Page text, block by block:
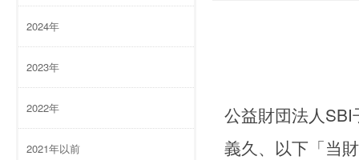
2024年
2023年
2022年
2021年以前
公益財団法人
義久、以下「当